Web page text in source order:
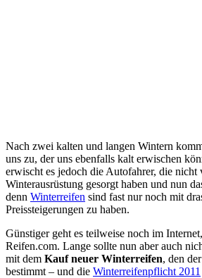
Nach zwei kalten und langen Wintern
uns zu, der uns ebenfalls kalt erwischen
erwischt es jedoch die Autofahrer, die
Winterausrüstung gesorgt haben und nun
denn Winterreifen sind fast nur noch mit
Preissteigerungen zu haben.
Günstiger geht es teilweise noch im
Reifen.com. Lange sollte nun aber auch
mit dem Kauf neuer Winterreifen, den
bestimmt – und die Winterreifenpflicht 2011